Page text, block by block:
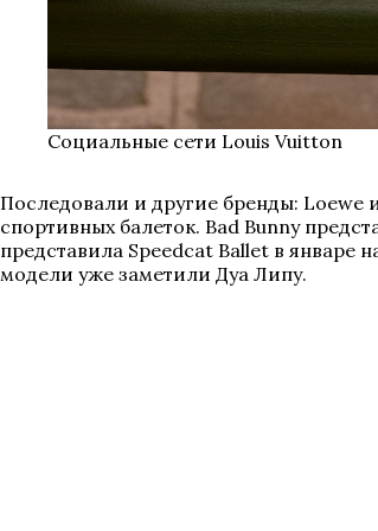
Социальные сети Louis Vuitton
Последовали и другие бренды: Loewe
спортивных балеток. Bad Bunny
представила Speedcat Ballet в январе
модели уже заметили Дуа Липу.